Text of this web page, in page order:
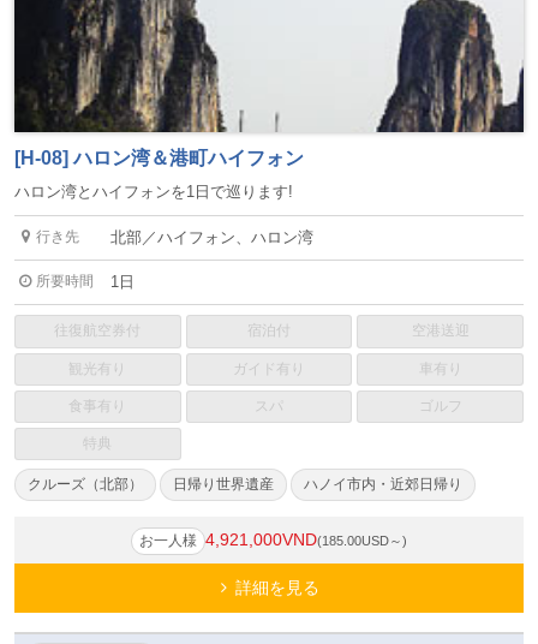
[H-08] ハロン湾＆港町ハイフォン
ハロン湾とハイフォンを1日で巡ります!
行き先 北部／ハイフォン、ハロン湾
所要時間 1日
往復航空券付 宿泊付 空港送迎
観光有り ガイド有り 車有り
食事有り スパ ゴルフ
特典
クルーズ（北部） 日帰り世界遺産 ハノイ市内・近郊日帰り
お一人様 4,921,000VND(185.00USD～)
詳細を見る